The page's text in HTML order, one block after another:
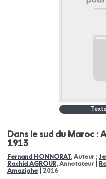
Dans le sud du Maroc :
1913
Fernand HONNORAT, Auteur ;
Rachid AGROUR, Annotateur
Amazighe
2016